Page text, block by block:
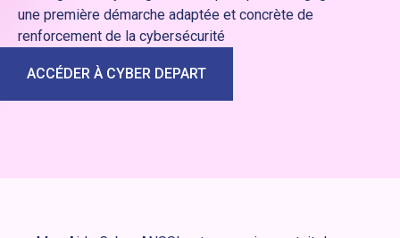
une première démarche adaptée et concrète de
renforcement de la cybersécurité
ACCÉDER À CYBER DEPART